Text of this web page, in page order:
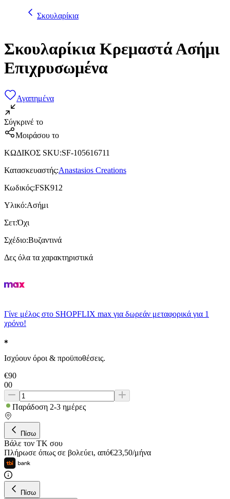
Σκουλαρίκια
Σκουλαρίκια Κρεμαστά Ασήμι
Επιχρυσωμένα
Αγαπημένα
Σύγκρινέ το
Μοιράσου το
ΚΩΔΙΚΟΣ SKU:SF-105616711
Κατασκευαστής:Anastasios Creations
Κωδικός:FSK912
Υλικό:Ασήμι
Σετ:Όχι
Σχέδιο:Βυζαντινά
Δες όλα τα χαρακτηριστικά
Γίνε μέλος στο SHOPFLIX max για δωρεάν μεταφορικά για 1
χρόνο!
Ισχύουν όροι & προϋποθέσεις.
€90
00
Παράδοση 2-3 ημέρες
Πίσω
Βάλε τον ΤΚ σου
Πλήρωσε όπως σε βολεύει, από€23,50/μήνα
Πίσω